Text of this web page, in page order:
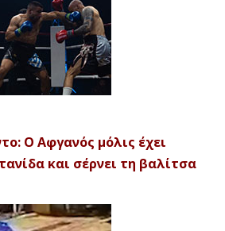
Ο Αφγανός μόλις έχει
και σέρνει τη βαλίτσα